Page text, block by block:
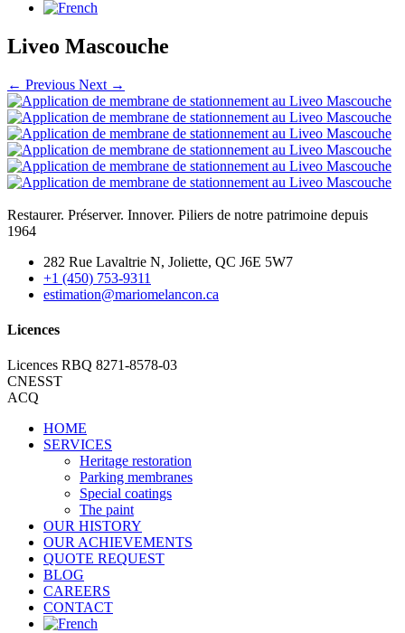
Liveo Mascouche
← Previous Next →
Restaurer. Préserver. Innover. Piliers de notre patrimoine depuis
1964
282 Rue Lavaltrie N, Joliette, QC J6E 5W7
+1 (450) 753-9311
estimation@mariomelancon.ca
Licences
Licences RBQ 8271-8578-03
CNESST
ACQ
HOME
SERVICES
Heritage restoration
Parking membranes
Special coatings
The paint
OUR HISTORY
OUR ACHIEVEMENTS
QUOTE REQUEST
BLOG
CAREERS
CONTACT